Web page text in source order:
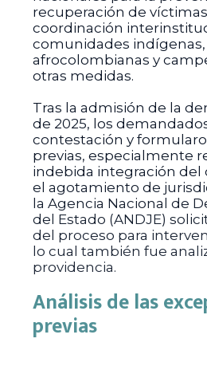
recuperación de
coordinación
comunidades indígenas,
afrocolombianas y
otras medidas.
Tras la admisión de la
de 2025, los
contestación y
previas, especialmente
indebida integración del
el agotamiento de
la Agencia Nacional de
del Estado (ANDJE)
del proceso para
lo cual también fue
providencia.
Análisis de las
previas